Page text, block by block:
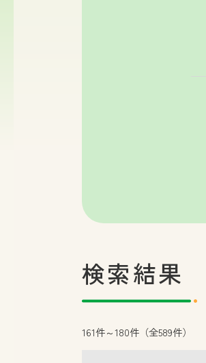
検索結果
161件～180件（全589件）